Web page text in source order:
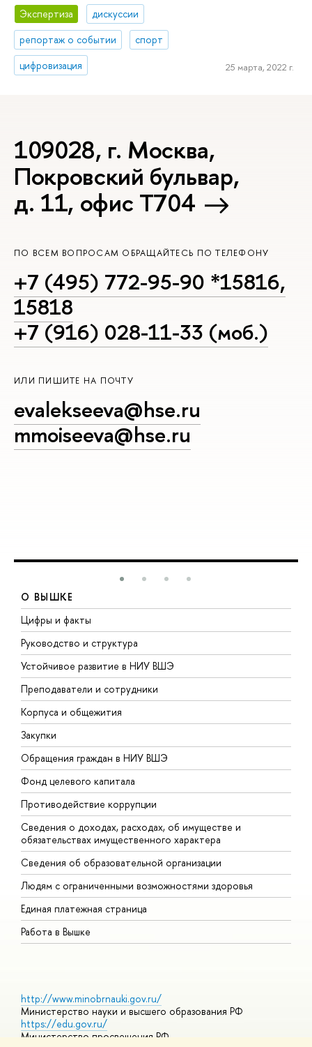
Экспертиза
дискуссии
репортаж о событии
спорт
цифровизация
25 марта, 2022 г.
109028, г. Москва,
Покровский бульвар,
д. 11, офис Т704
ПО ВСЕМ ВОПРОСАМ ОБРАЩАЙТЕСЬ ПО ТЕЛЕФОНУ
+7 (495) 772-95-90 *15816,
15818
+7 (916) 028-11-33 (моб.)
ИЛИ ПИШИТЕ НА ПОЧТУ
evalekseeva@hse.ru
mmoiseeva@hse.ru
О ВЫШКЕ
Цифры и факты
Руководство и структура
Устойчивое развитие в НИУ ВШЭ
Преподаватели и сотрудники
Корпуса и общежития
Закупки
Обращения граждан в НИУ ВШЭ
Фонд целевого капитала
Противодействие коррупции
Сведения о доходах, расходах, об имуществе и
обязательствах имущественного характера
Сведения об образовательной организации
Людям с ограниченными возможностями здоровья
Единая платежная страница
Работа в Вышке
http://www.minobrnauki.gov.ru/
Министерство науки и высшего образования РФ
https://edu.gov.ru/
Министерство просвещения РФ